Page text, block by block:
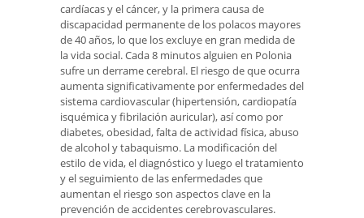
cardíacas y el cáncer, y la primera causa de
discapacidad permanente de los polacos mayores
de 40 años, lo que los excluye en gran medida de
la vida social. Cada 8 minutos alguien en Polonia
sufre un derrame cerebral. El riesgo de que ocurra
aumenta significativamente por enfermedades del
sistema cardiovascular (hipertensión, cardiopatía
isquémica y fibrilación auricular), así como por
diabetes, obesidad, falta de actividad física, abuso
de alcohol y tabaquismo. La modificación del
estilo de vida, el diagnóstico y luego el tratamiento
y el seguimiento de las enfermedades que
aumentan el riesgo son aspectos clave en la
prevención de accidentes cerebrovasculares.